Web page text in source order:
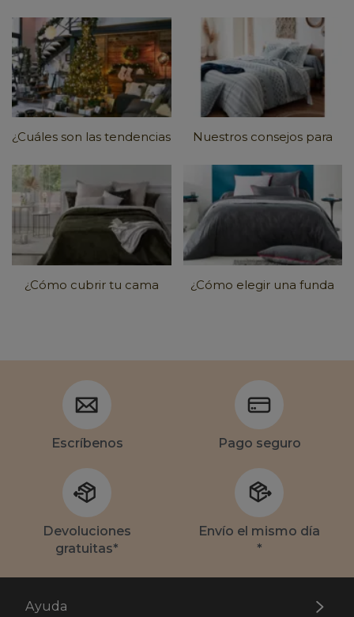
¿Cuáles son las tendencias
Nuestros consejos para
responsable
¿Cómo cubrir tu cama
¿Cómo elegir una funda
Escríbenos Pago seguro
Devoluciones
gratuitas*
Envío el mismo día
*
Ayuda